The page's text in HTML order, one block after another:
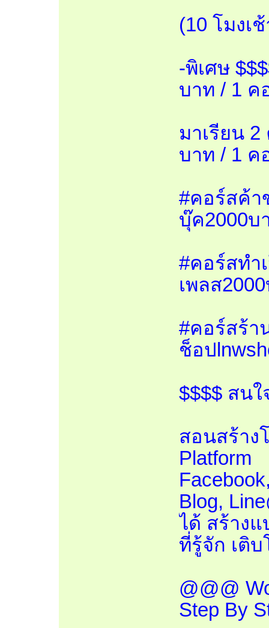
(10 โมงเ
-พิเศษ
บาท / 1 ค
มาเรียน
บาท / 1 ค
#คอร์สค้า
บุ๊ค2000บ
#คอร์สทำ
เพลส
#คอร์สร้า
ช็อป
$$$$ สน
สอนสร้าง
Platform
Blog,
ได้ สร้างแ
ที่รู้จัก เติ
@@@
Step By